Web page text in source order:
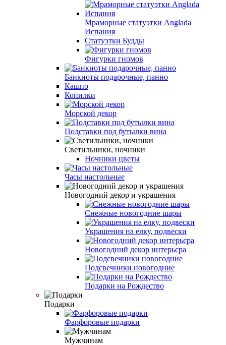
Мраморные статуэтки Anglada
Испания
Статуэтки Будды
Фигурки гномов
Банкноты подарочные, панно
Кашпо
Копилки
Морской декор
Подставки под бутылки вина
Светильники, ночники
Ночники цветы
Часы настольные
Новогодний декор и украшения
Снежные новогодние шары
Украшения на елку, подвески
Новогодний декор интерьєра
Подсвечники новогодние
Подарки на Рождество
Подарки
Фарфоровые подарки
Мужчинам